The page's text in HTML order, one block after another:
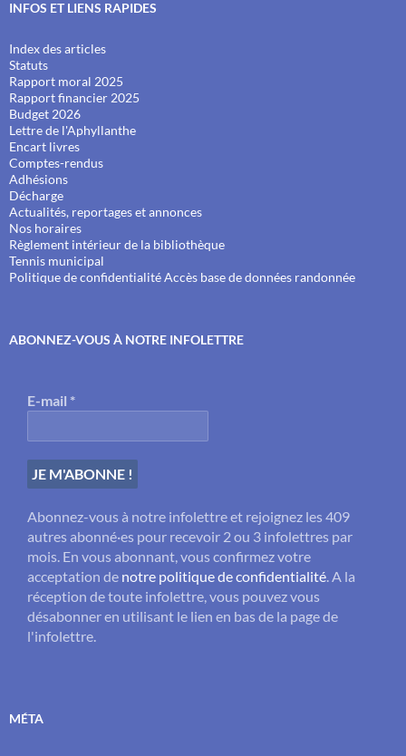
INFOS ET LIENS RAPIDES
Index des articles
Statuts
Rapport moral 2025
Rapport financier 2025
Budget 2026
Lettre de l'Aphyllanthe
Encart livres
Comptes-rendus
Adhésions
Décharge
Actualités, reportages et annonces
Nos horaires
Règlement intérieur de la bibliothèque
Tennis municipal
Politique de confidentialitéAccès base de données randonnée
ABONNEZ-VOUS À NOTRE INFOLETTRE
E-mail *
Abonnez-vous à notre infolettre et rejoignez les 409
autres abonné·es pour recevoir 2 ou 3 infolettres par
mois. En vous abonnant, vous confirmez votre
acceptation de notre politique de confidentialité. A la
réception de toute infolettre, vous pouvez vous
désabonner en utilisant le lien en bas de la page de
l'infolettre.
MÉTA